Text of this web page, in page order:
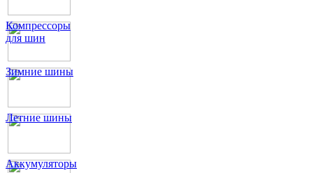
Компрессоры
для шин
Зимние шины
Летние шины
Аккумуляторы